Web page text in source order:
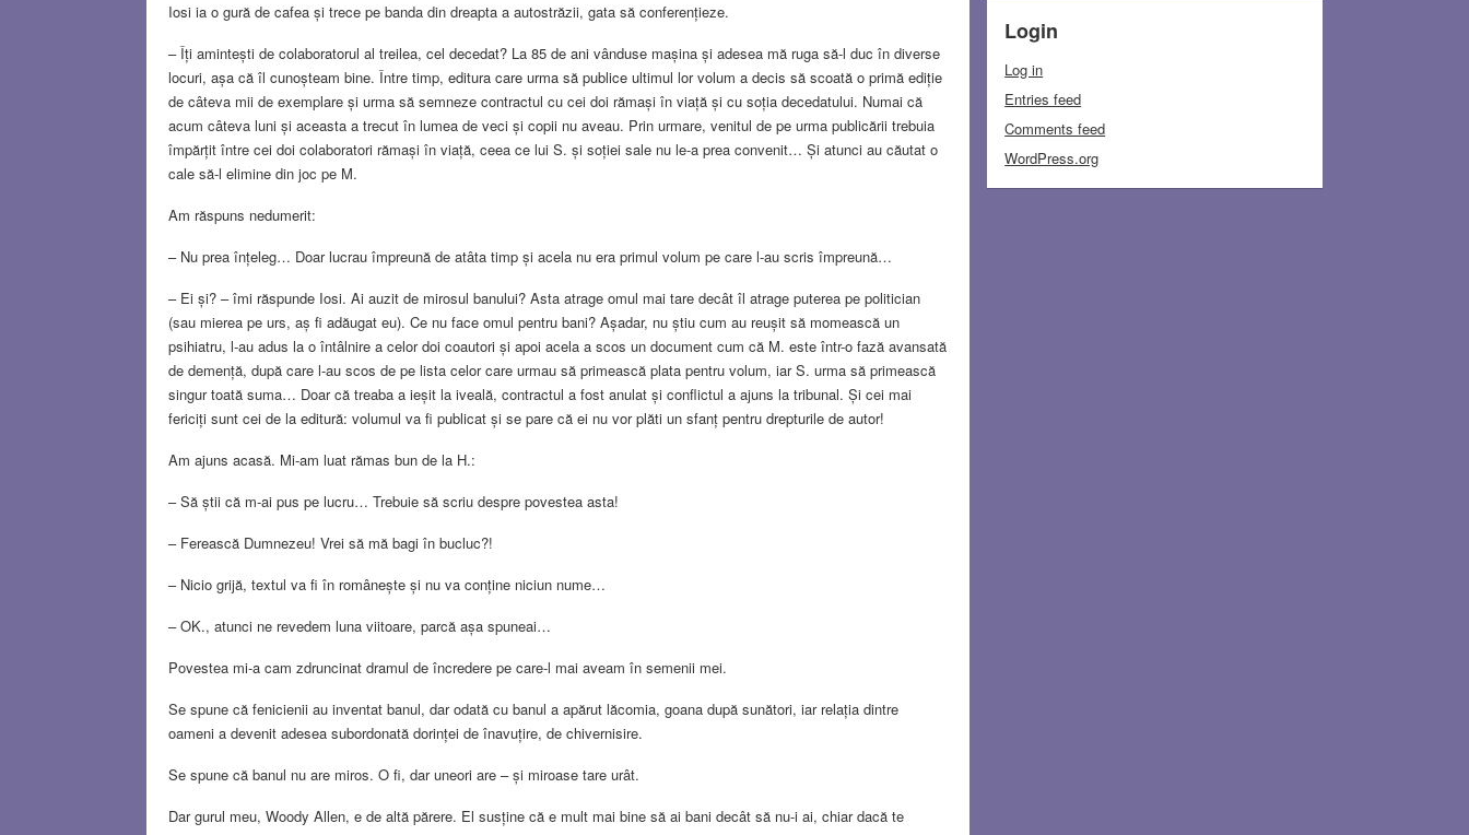
Iosi ia o gură de cafea și trece pe banda din dreapta a autostrăzii, gata să conferențieze.
– Îți amintești de colaboratorul al treilea, cel decedat? La 85 de ani vânduse mașina și adesea mă ruga să-l duc în diverse
locuri, așa că îl cunoșteam bine. Între timp, editura care urma să publice ultimul lor volum a decis să scoată o primă ediție
de câteva mii de exemplare și urma să semneze contractul cu cei doi rămași în viață și cu soția decedatului. Numai că
acum câteva luni și aceasta a trecut în lumea de veci și copii nu aveau. Prin urmare, venitul de pe urma publicării trebuia
împărțit între cei doi colaboratori rămași în viață, ceea ce lui S. și soției sale nu le-a prea convenit… Și atunci au căutat o
cale să-l elimine din joc pe M.
Am răspuns nedumerit:
– Nu prea înțeleg… Doar lucrau împreună de atâta timp și acela nu era primul volum pe care l-au scris împreună…
– Ei și? – îmi răspunde Iosi. Ai auzit de mirosul banului? Asta atrage omul mai tare decât îl atrage puterea pe politician
(sau mierea pe urs, aș fi adăugat eu). Ce nu face omul pentru bani? Așadar, nu știu cum au reușit să momească un
psihiatru, l-au adus la o întâlnire a celor doi coautori și apoi acela a scos un document cum că M. este într-o fază avansată
de demență, după care l-au scos de pe lista celor care urmau să primească plata pentru volum, iar S. urma să primească
singur toată suma… Doar că treaba a ieșit la iveală, contractul a fost anulat și conflictul a ajuns la tribunal. Și cei mai
fericiți sunt cei de la editură: volumul va fi publicat și se pare că ei nu vor plăti un sfanț pentru drepturile de autor!
Am ajuns acasă. Mi-am luat rămas bun de la H.:
– Să știi că m-ai pus pe lucru… Trebuie să scriu despre povestea asta!
– Ferească Dumnezeu! Vrei să mă bagi în bucluc?!
– Nicio grijă, textul va fi în românește și nu va conține niciun nume…
– OK., atunci ne revedem luna viitoare, parcă așa spuneai…
Povestea mi-a cam zdruncinat dramul de încredere pe care-l mai aveam în semenii mei.
Se spune că fenicienii au inventat banul, dar odată cu banul a apărut lăcomia, goana după sunători, iar relația dintre
oameni a devenit adesea subordonată dorinței de înavuțire, de chivernisire.
Se spune că banul nu are miros. O fi, dar uneori are – și miroase tare urât.
Dar gurul meu, Woody Allen, e de altă părere. El susține că e mult mai bine să ai bani decât să nu-i ai, chiar dacă te
Login
Log in
Entries feed
Comments feed
WordPress.org